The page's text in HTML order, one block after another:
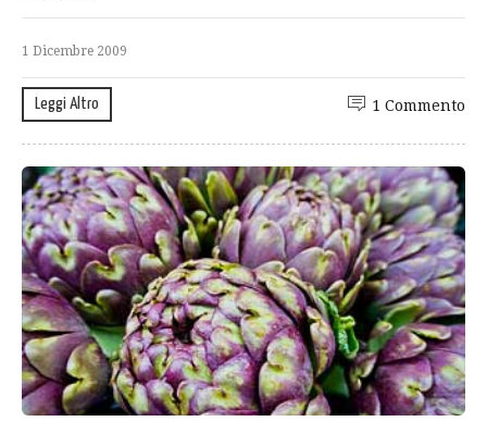
1 Dicembre 2009
Leggi Altro 1 Commento